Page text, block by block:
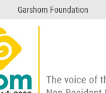
Garshom Foundation